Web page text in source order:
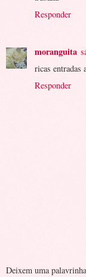
Responder
moranguita
ricas entradas
Responder
Deixem uma